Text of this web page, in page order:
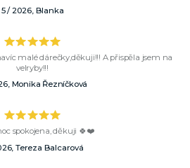
5 / 2026, Blanka
malé dárečky,děkuji!!! A přispěla jsem na
velryby!!!
Monika Řezníčková
spokojena, děkuji 🍀❤️
Tereza Balcarová